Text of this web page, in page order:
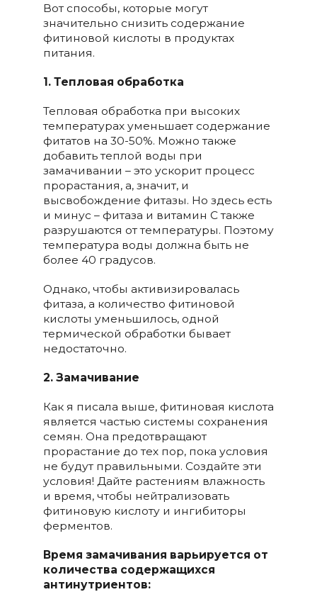
Вот способы, которые могут
значительно снизить содержание
фитиновой кислоты в продуктах
питания.
1. Тепловая обработка
Тепловая обработка при высоких
температурах уменьшает содержание
фитатов на 30-50%. Можно также
добавить теплой воды при
замачивании – это ускорит процесс
прорастания, а, значит, и
высвобождение фитазы. Но здесь есть
и минус – фитаза и витамин С также
разрушаются от температуры. Поэтому
температура воды должна быть не
более 40 градусов.
Однако, чтобы активизировалась
фитаза, а количество фитиновой
кислоты уменьшилось, одной
термической обработки бывает
недостаточно.
2. Замачивание
Как я писала выше, фитиновая кислота
является частью системы сохранения
семян. Она предотвращают
прорастание до тех пор, пока условия
не будут правильными. Создайте эти
условия! Дайте растениям влажность
и время, чтобы нейтрализовать
фитиновую кислоту и ингибиторы
ферментов.
Время замачивания варьируется от
количества содержащихся
антинутриентов: